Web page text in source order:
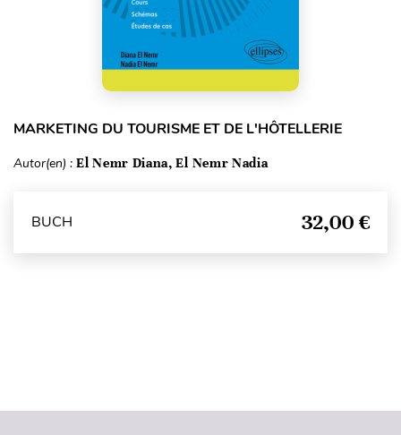
MARKETING DU TOURISME ET DE L'HÔTELLERIE
Autor(en) : El Nemr Diana, El Nemr Nadia
BUCH 32,00 €